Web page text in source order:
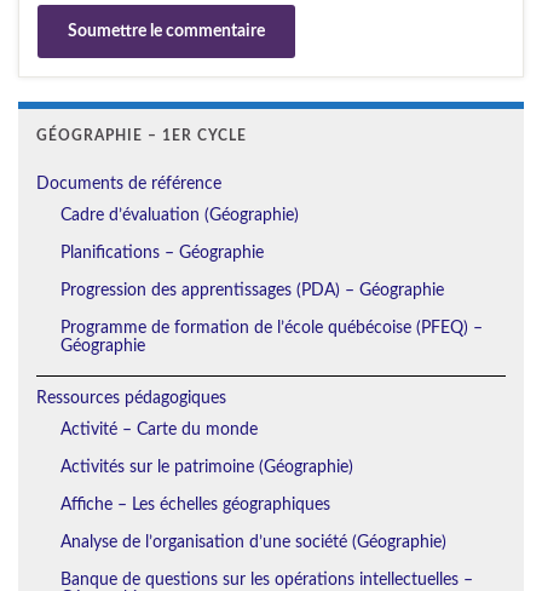
GÉOGRAPHIE – 1ER CYCLE
Documents de référence
Cadre d’évaluation (Géographie)
Planifications – Géographie
Progression des apprentissages (PDA) – Géographie
Programme de formation de l’école québécoise (PFEQ) –
Géographie
Ressources pédagogiques
Activité – Carte du monde
Activités sur le patrimoine (Géographie)
Affiche – Les échelles géographiques
Analyse de l’organisation d’une société (Géographie)
Banque de questions sur les opérations intellectuelles –